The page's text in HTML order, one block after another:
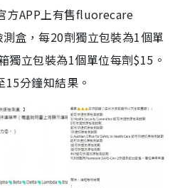
方APP上有售fluorecare
盒，每20劑獨立包裝為1個單
獨立包裝為1個單位每劑$15。
分鐘知結果。